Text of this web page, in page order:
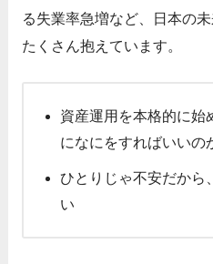
る失業率急増など、日本の
たくさん抱えています。
資産運用を本格的に始
になにをすればいいの
ひとりじゃ不安だから
い